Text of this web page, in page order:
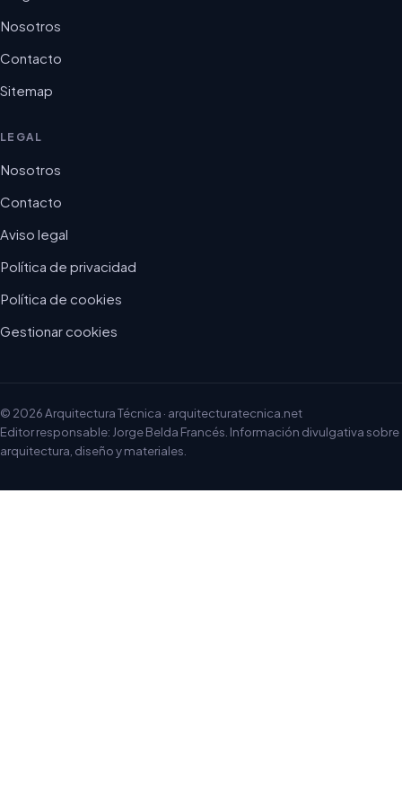
Nosotros
Contacto
Sitemap
LEGAL
Nosotros
Contacto
Aviso legal
Política de privacidad
Política de cookies
Gestionar cookies
© 2026 Arquitectura Técnica · arquitecturatecnica.net
Editor responsable: Jorge Belda Francés. Información divulgativa sobre
arquitectura, diseño y materiales.